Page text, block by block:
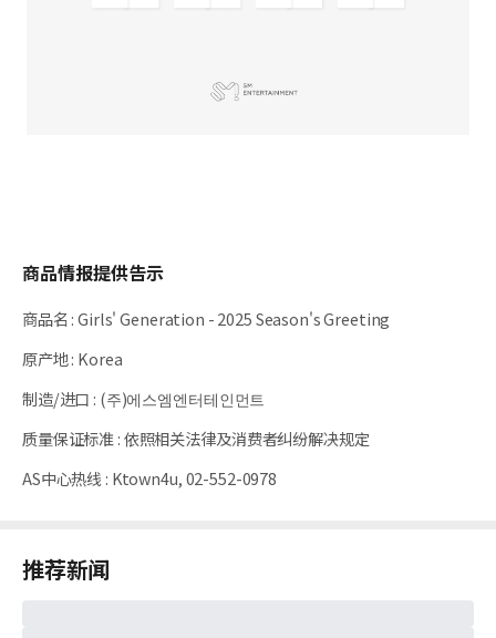
商品情报提供告示
商品名:Girls' Generation - 2025 Season's Greeting
原产地: Korea
制造/进口 : (주)에스엠엔터테인먼트
质量保证标准:依照相关法律及消费者纠纷解决规定
AS中心热线: Ktown4u, 02-552-0978
推荐新闻